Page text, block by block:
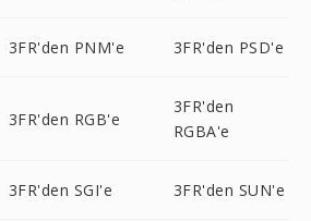
3FR'den PNM'e 3FR'den PSD'e
3FR'den RGB'e
3FR'den
RGBA'e
3FR'den SGI'e 3FR'den SUN'e